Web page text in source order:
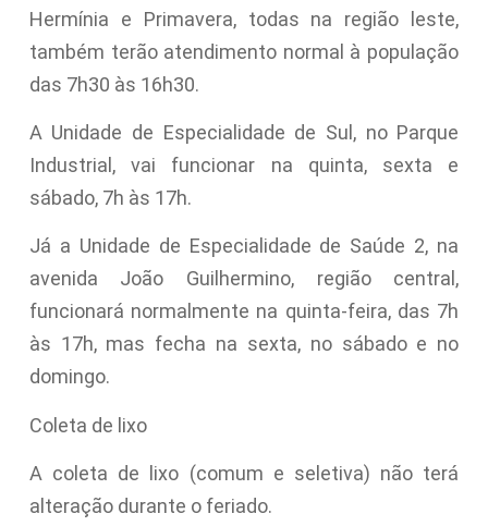
Hermínia e Primavera, todas na região leste,
também terão atendimento normal à população
das 7h30 às 16h30.
A Unidade de Especialidade de Sul, no Parque
Industrial, vai funcionar na quinta, sexta e
sábado, 7h às 17h.
Já a Unidade de Especialidade de Saúde 2, na
avenida João Guilhermino, região central,
funcionará normalmente na quinta-feira, das 7h
às 17h, mas fecha na sexta, no sábado e no
domingo.
Coleta de lixo
A coleta de lixo (comum e seletiva) não terá
alteração durante o feriado.